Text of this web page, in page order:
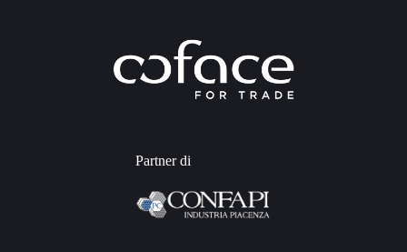
Partner di